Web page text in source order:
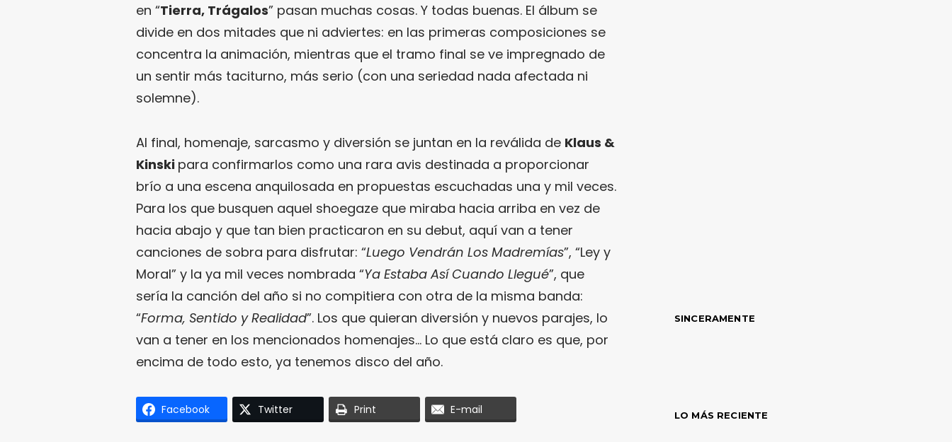
en “Tierra, Trágalos” pasan muchas cosas. Y todas buenas. El álbum se
divide en dos mitades que ni adviertes: en las primeras composiciones se
concentra la animación, mientras que el tramo final se ve impregnado de
un sentir más taciturno, más serio (con una seriedad nada afectada ni
solemne).
Al final, homenaje, sarcasmo y diversión se juntan en la reválida de Klaus &
Kinski para confirmarlos como una rara avis destinada a proporcionar
brío a una escena anquilosada en propuestas escuchadas una y mil veces.
Para los que busquen aquel shoegaze que miraba hacia arriba en vez de
hacia abajo y que tan bien practicaron en su debut, aquí van a tener
canciones de sobra para disfrutar: “Luego Vendrán Los Madremías”, “Ley y
Moral” y la ya mil veces nombrada “Ya Estaba Así Cuando Llegué”, que
sería la canción del año si no compitiera con otra de la misma banda:
“Forma, Sentido y Realidad”. Los que quieran diversión y nuevos parajes, lo
van a tener en los mencionados homenajes… Lo que está claro es que, por
encima de todo esto, ya tenemos disco del año.
Facebook Twitter Print E-mail
SINCERAMENTE
LO MÁS RECIENTE